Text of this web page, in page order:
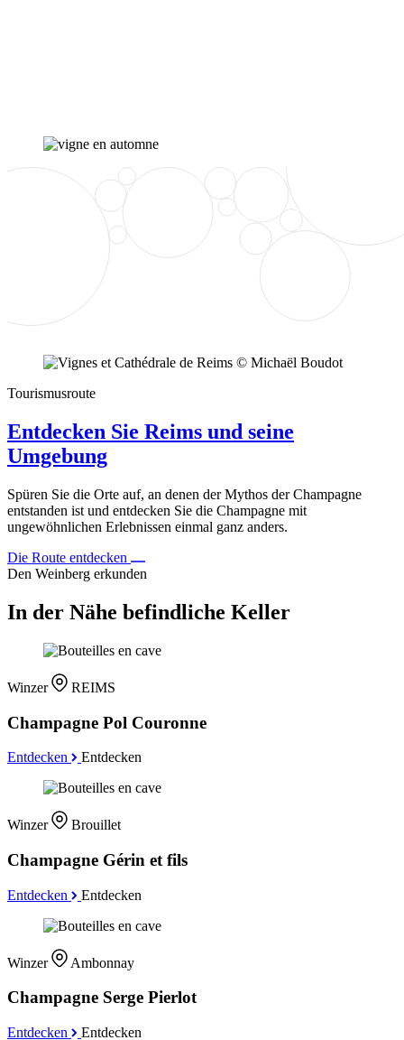
Tourismusroute
Entdecken Sie Reims und seine
Umgebung
Spüren Sie die Orte auf, an denen der Mythos der Champagne
entstanden ist und entdecken Sie die Champagne mit
ungewöhnlichen Erlebnissen einmal ganz anders.
Die Route entdecken
Den Weinberg erkunden
In der Nähe befindliche Keller
Winzer REIMS
Champagne Pol Couronne
Entdecken Entdecken
Winzer Brouillet
Champagne Gérin et fils
Entdecken Entdecken
Winzer Ambonnay
Champagne Serge Pierlot
Entdecken Entdecken